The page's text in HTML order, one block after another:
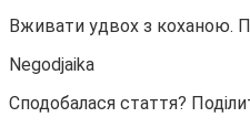
Вживати удвох з коханою.
Negodjaika
Сподобалася стаття?